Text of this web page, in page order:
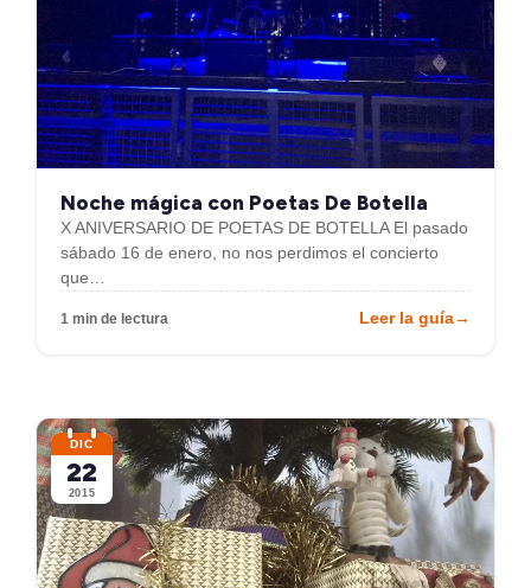
Noche mágica con Poetas De Botella
X ANIVERSARIO DE POETAS DE BOTELLA El pasado
sábado 16 de enero, no nos perdimos el concierto
que…
1 min de lectura Leer la guía→
DIC
22
2015